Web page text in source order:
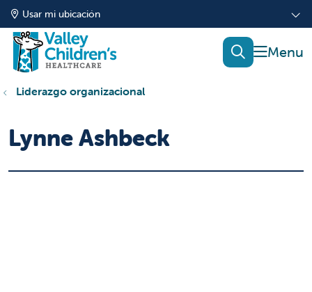
Usar mi ubicación
mostrar
buscar
Liderazgo organizacional
Lynne Ashbeck